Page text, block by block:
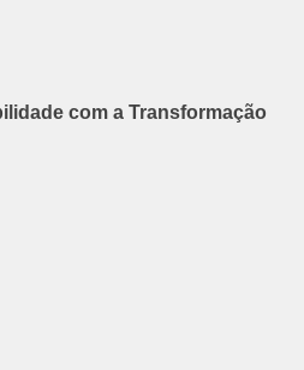
com a Transformação